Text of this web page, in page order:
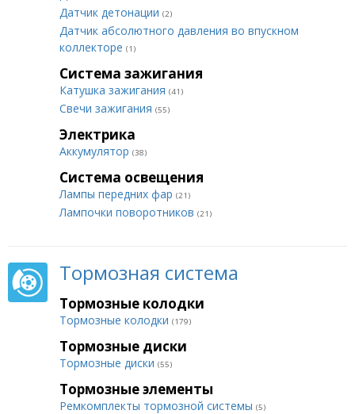
Датчик детонации (2)
Датчик абсолютного давления во впускном
коллекторе (1)
Система зажигания
Катушка зажигания (41)
Свечи зажигания (55)
Электрика
Аккумулятор (38)
Система освещения
Лампы передних фар (21)
Лампочки поворотников (21)
Тормозная система
Тормозные колодки
Тормозные колодки (179)
Тормозные диски
Тормозные диски (55)
Тормозные элементы
Ремкомплекты тормозной системы (5)